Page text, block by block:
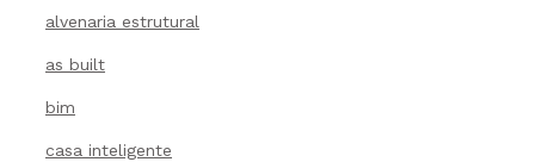
alvenaria estrutural
as built
bim
casa inteligente